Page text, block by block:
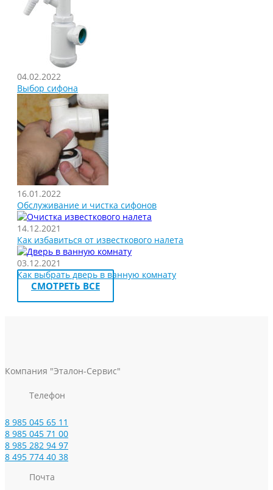
04.02.2022
Выбор сифона
16.01.2022
Обслуживание и чистка сифонов
14.12.2021
Как избавиться от известкового налета
03.12.2021
Как выбрать дверь в ванную комнату
СМОТРЕТЬ ВСЕ
Компания "Эталон-Сервис"
Телефон
8 985 045 65 11
8 985 045 71 00
8 985 282 94 97
8 495 774 40 38
Почта